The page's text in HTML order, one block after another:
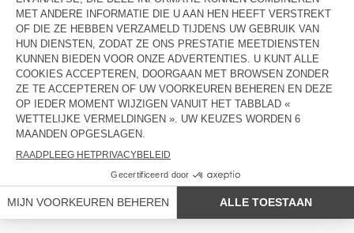
HONDENHALSBAND AMV DOGS
OUT OF STOCK
€ 35
HONDENHALSBAND AMV DOGS
OUT OF STOCK
€ 35
LANDEN/REGIONS : BELGIË
TALEN :
NEWSLETTER